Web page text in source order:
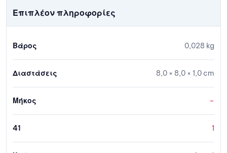
Επιπλέον πληροφορίες
Βάρος 0,028 kg
Διαστάσεις 8,0 × 8,0 × 1,0 cm
Μήκος –
41 1